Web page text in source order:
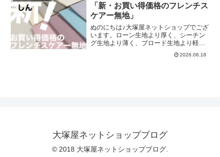
「新・お買い得価格のフレンチス
ケアー無地」
ぬのにちは♪大塚屋ネットショップでござ
います。ローン生地より厚く、シーチン
グ生地より薄く、ブロード生地より軽や
かで、ガーゼ生地よりはコシがある。そ
れが、「スケアー生地」でございます。
した。リニューアル後のカラーラインナ
ップは、こちらの８色です。落ち着いた
トーンのくすみカラー（フレンチカラ
ー）で、使い勝手の良い８色が
2026.06.18
大塚屋ネットショップブログ
© 2018 大塚屋ネットショップブログ.